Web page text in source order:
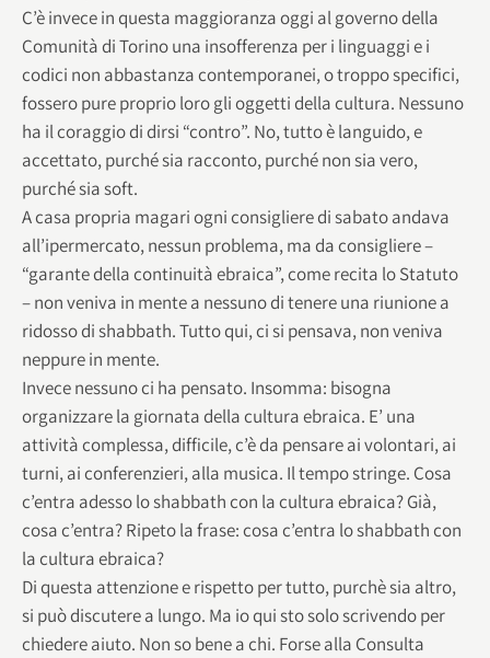
C’è invece in questa maggioranza oggi al governo della
Comunità di Torino una insofferenza per i linguaggi e i
codici non abbastanza contemporanei, o troppo specifici,
fossero pure proprio loro gli oggetti della cultura. Nessuno
ha il coraggio di dirsi “contro”. No, tutto è languido, e
accettato, purché sia racconto, purché non sia vero,
purché sia soft.
A casa propria magari ogni consigliere di sabato andava
all’ipermercato, nessun problema, ma da consigliere –
“garante della continuità ebraica”, come recita lo Statuto
– non veniva in mente a nessuno di tenere una riunione a
ridosso di shabbath. Tutto qui, ci si pensava, non veniva
neppure in mente.
Invece nessuno ci ha pensato. Insomma: bisogna
organizzare la giornata della cultura ebraica. E’ una
attività complessa, difficile, c’è da pensare ai volontari, ai
turni, ai conferenzieri, alla musica. Il tempo stringe. Cosa
c’entra adesso lo shabbath con la cultura ebraica? Già,
cosa c’entra? Ripeto la frase: cosa c’entra lo shabbath con
la cultura ebraica?
Di questa attenzione e rispetto per tutto, purchè sia altro,
si può discutere a lungo. Ma io qui sto solo scrivendo per
chiedere aiuto. Non so bene a chi. Forse alla Consulta